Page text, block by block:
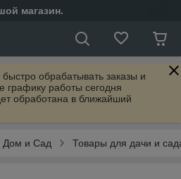
магазин.
обрабатывать заказы и
графику работы сегодня
обработана в ближайший
Дом и Сад Товары для дачи и